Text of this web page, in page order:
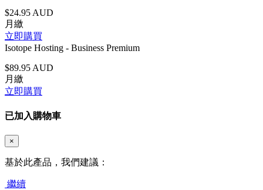
$24.95 AUD
月繳
立即購買
Isotope Hosting - Business Premium
$89.95 AUD
月繳
立即購買
已加入購物車
×
基於此產品，我們建議：
繼續